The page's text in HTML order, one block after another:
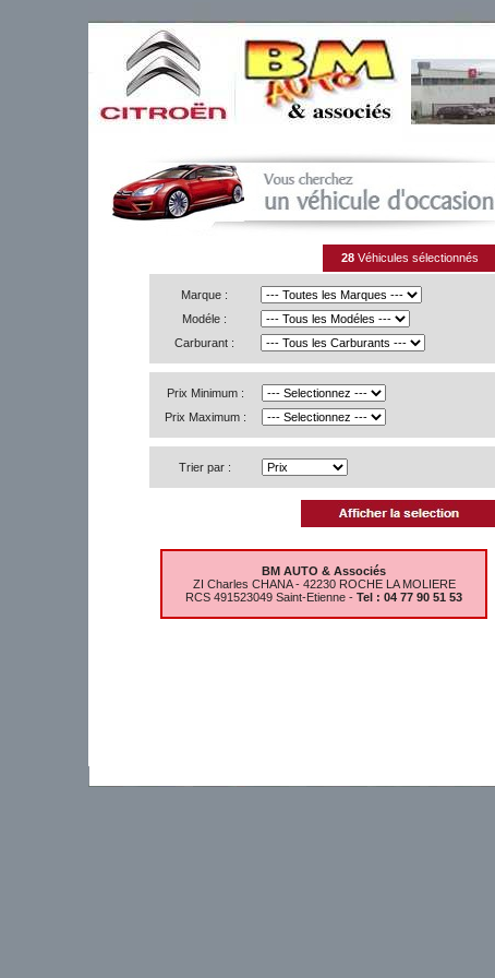
28Véhicules sélectionnés
Marque :
Modéle :
Carburant :
Prix Minimum :
Prix Maximum :
Trier par :
BM AUTO & Associés
ZI Charles CHANA - 42230 ROCHE LA MOLIERE
RCS 491523049 Saint-Etienne - Tel : 04 77 90 51 53